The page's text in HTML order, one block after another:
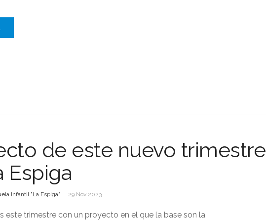
de este nuevo trimestre
Espiga
Infantil "La Espiga" 29 Nov 2023
este trimestre con un proyecto en el que la base son la